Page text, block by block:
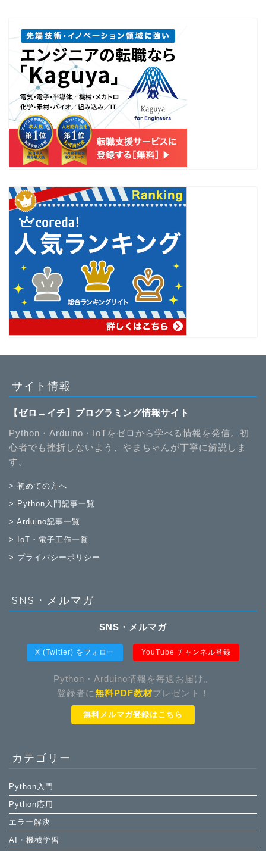
サイト情報
【ゼロ→イチ】プログラミング情報サイト
Python・Arduino・IoTをゼロから学べる情報を発信。初
心者でも挫折しないよう、やまちゃんが丁寧に解説しま
す。
> 初めての方へ
> Python入門記事一覧
> Arduino記事一覧
> IoT・電子工作一覧
> プライバシーポリシー
SNS・メルマガ
SNS・メルマガ
X (Twitter) をフォロー YouTube チャンネル登録
Python・Arduino情報を毎週お届け。
登録者に無料PDF教材プレゼント！
無料メルマガ登録はこちら
カテゴリー
Python入門
Python応用
エラー解決
AI・機械学習